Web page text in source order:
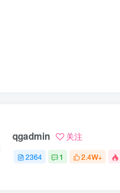
qgadmin 关注
2364 1 2.4W+